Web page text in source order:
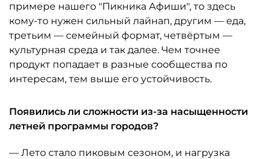
примере нашего "Пикника Афиши", то здесь
кому-то нужен сильный лайнап, другим — еда,
третьим — семейный формат, четвёртым —
культурная среда и так далее. Чем точнее
продукт попадает в разные сообщества по
интересам, тем выше его устойчивость.
Появились ли сложности из-за насыщенности
летней программы городов?
— Лето стало пиковым сезоном, и нагрузка